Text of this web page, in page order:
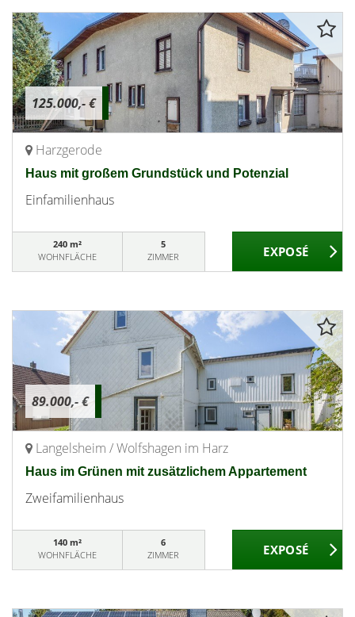
125.000,- €
Harzgerode
Haus mit großem Grundstück und Potenzial
Einfamilienhaus
240 m²
WOHNFLÄCHE
5
ZIMMER
89.000,- €
Langelsheim / Wolfshagen im Harz
Haus im Grünen mit zusätzlichem Appartement
Zweifamilienhaus
140 m²
WOHNFLÄCHE
6
ZIMMER